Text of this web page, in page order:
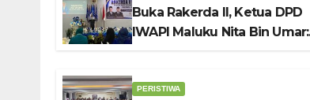
Buka Rakerda II, Ketua DPD
IWAPI Maluku Nita Bin Umar:
PERISTIWA